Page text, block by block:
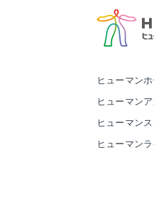
ヒューマン
ヒューマン
ヒューマン
ヒューマン